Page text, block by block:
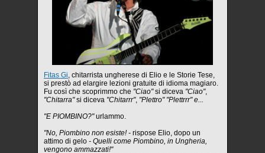
Fitas Gi , chitarrista ungherese di Elio e le Storie Tese,
si prestò ad elargire lezioni gratuite di idioma magiaro.
Fu così che scoprimmo che "Ciao"si diceva "Ciao",
"Chitarra"si diceva "Chitarrr", "Plettro" "Plettrrr" e...
"E PIOMBINO?"urlammo.
"No, Piombino non esiste! - rispose Elio, dopo un
attimo di gelo - Quelli come Piombino, in Ungheria,
vengono ammazzati!"